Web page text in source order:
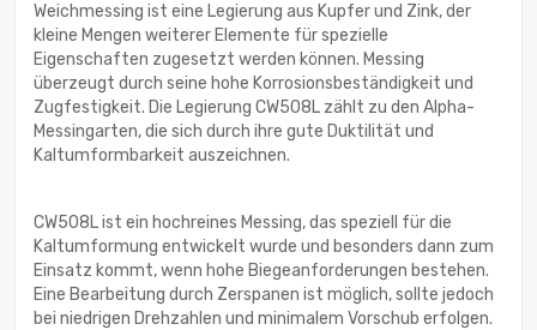
Weichmessing ist eine Legierung aus Kupfer und Zink, der
kleine Mengen weiterer Elemente für spezielle
Eigenschaften zugesetzt werden können. Messing
überzeugt durch seine hohe Korrosionsbeständigkeit und
Zugfestigkeit. Die Legierung CW508L zählt zu den Alpha-
Messingarten, die sich durch ihre gute Duktilität und
Kaltumformbarkeit auszeichnen.
CW508L ist ein hochreines Messing, das speziell für die
Kaltumformung entwickelt wurde und besonders dann zum
Einsatz kommt, wenn hohe Biegeanforderungen bestehen.
Eine Bearbeitung durch Zerspanen ist möglich, sollte jedoch
bei niedrigen Drehzahlen und minimalem Vorschub erfolgen.